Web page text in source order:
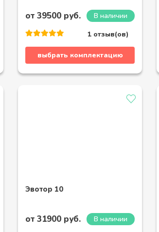
от 39500 руб.
В наличии
1 отзыв(ов)
выбрать комплектацию
Эвотор 10
от 31900 руб.
В наличии